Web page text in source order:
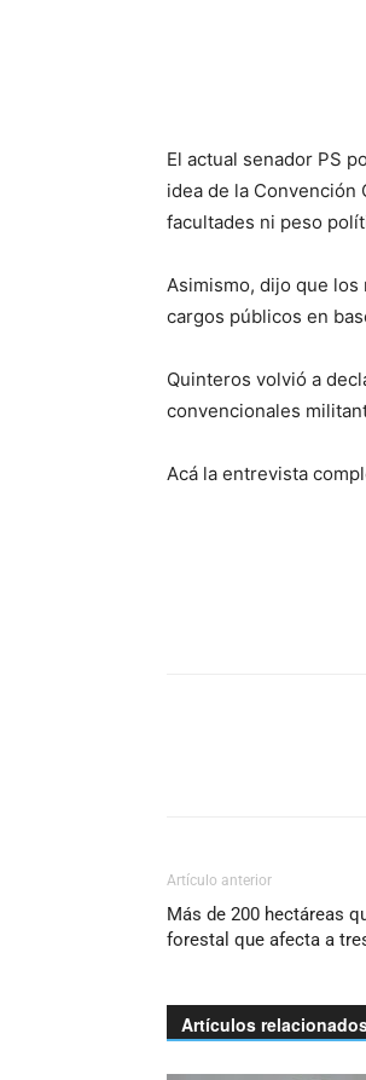
El actual senador PS
idea de la
facultades ni peso
Asimismo, dijo que los
cargos públicos en
Quinteros volvió a
convencionales
Acá la entrevista
Artículo anterior
Más de 200 hectáreas
forestal que afecta a
Artículos